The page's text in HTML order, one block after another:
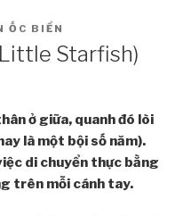
ỐC BIỂN
Starfish)
ở giữa, quanh đó lòi
là một bội số năm).
di chuyển thực bằng
trên mỗi cánh tay.